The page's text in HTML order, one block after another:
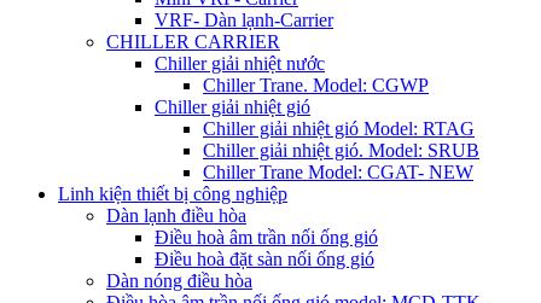
VRF- Dàn lạnh-Carrier
CHILLER CARRIER
Chiller giải nhiệt nước
Chiller Trane. Model: CGWP
Chiller giải nhiệt gió
Chiller giải nhiệt gió Model: RTAG
Chiller giải nhiệt gió. Model: SRUB
Chiller Trane Model: CGAT- NEW
Linh kiện thiết bị công nghiệp
Dàn lạnh điều hòa
Điều hoà âm trần nối ống gió
Điều hoà đặt sàn nối ống gió
Dàn nóng điều hòa